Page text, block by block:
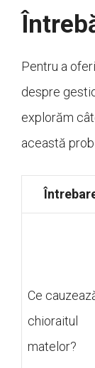
Pentru a
despre
explorăm
această
Ce
chioraitul
matelor?